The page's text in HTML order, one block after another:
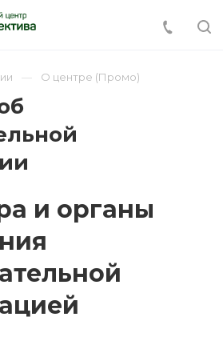
О центре (Промо)
и органы